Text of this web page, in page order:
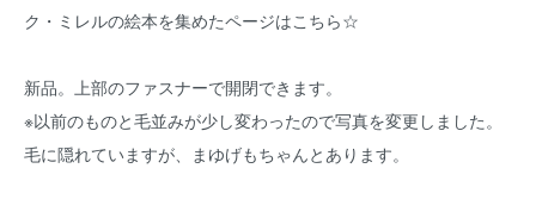
ク・ミレルの絵本を集めたページはこちら☆
新品。上部のファスナーで開閉できます。
※以前のものと毛並みが少し変わったので写真を変更しました。
毛に隠れていますが、まゆげもちゃんとあります。